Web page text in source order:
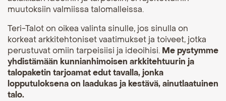
muutoksiin valmiissa talomalleissa.
Teri-Talot on oikea valinta sinulle, jos sinulla on
korkeat arkkitehtoniset vaatimukset ja toiveet, jotka
perustuvat omiin tarpeisiisi ja ideoihisi. Me pystymme
yhdistämään kunnianhimoisen arkkitehtuurin ja
talopaketin tarjoamat edut tavalla, jonka
lopputuloksena on laadukas ja kestävä, ainutlaatuinen
talo.